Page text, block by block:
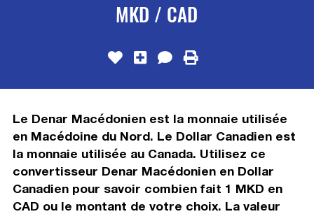
MKD / CAD
Le Denar Macédonien est la monnaie utilisée
en Macédoine du Nord. Le Dollar Canadien est
la monnaie utilisée au Canada. Utilisez ce
convertisseur Denar Macédonien en Dollar
Canadien pour savoir combien fait 1 MKD en
CAD ou le montant de votre choix. La valeur